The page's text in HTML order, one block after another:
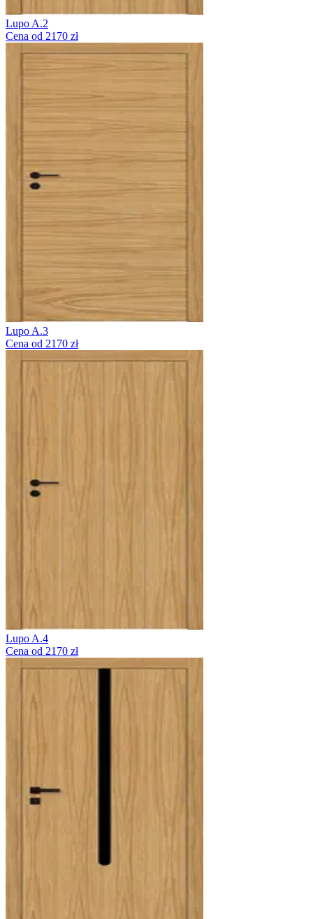
Lupo A.2
Cena od 2170 zł
Lupo A.3
Cena od 2170 zł
Lupo A.4
Cena od 2170 zł